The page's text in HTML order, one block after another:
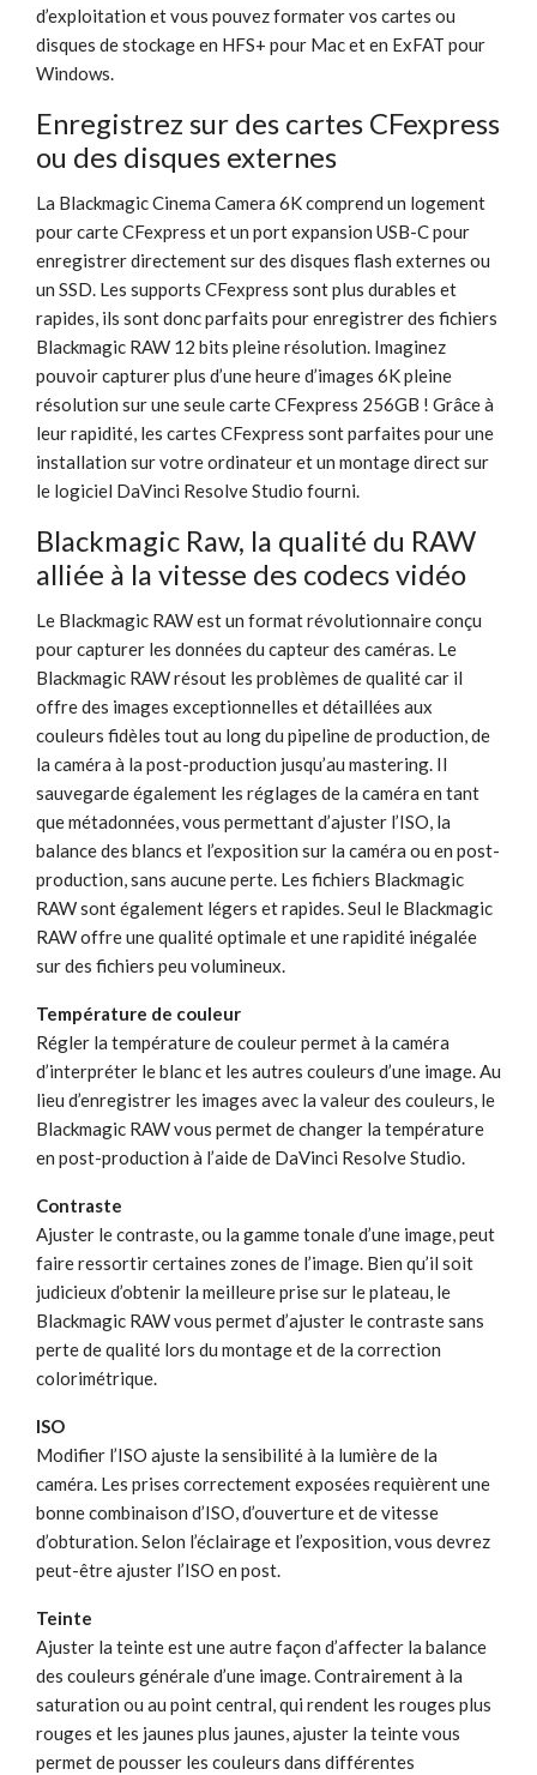
d’exploitation et vous pouvez formater vos cartes ou
disques de stockage en HFS+ pour Mac et en ExFAT pour
Windows.
Enregistrez sur des cartes CFexpress
ou des disques externes
La Blackmagic Cinema Camera 6K comprend un logement
pour carte CFexpress et un port expansion USB-C pour
enregistrer directement sur des disques flash externes ou
un SSD. Les supports CFexpress sont plus durables et
rapides, ils sont donc parfaits pour enregistrer des fichiers
Blackmagic RAW 12 bits pleine résolution. Imaginez
pouvoir capturer plus d’une heure d’images 6K pleine
résolution sur une seule carte CFexpress 256GB ! Grâce à
leur rapidité, les cartes CFexpress sont parfaites pour une
installation sur votre ordinateur et un montage direct sur
le logiciel DaVinci Resolve Studio fourni.
Blackmagic Raw, la qualité du RAW
alliée à la vitesse des codecs vidéo
Le Blackmagic RAW est un format révolutionnaire conçu
pour capturer les données du capteur des caméras. Le
Blackmagic RAW résout les problèmes de qualité car il
offre des images exceptionnelles et détaillées aux
couleurs fidèles tout au long du pipeline de production, de
la caméra à la post-production jusqu’au mastering. Il
sauvegarde également les réglages de la caméra en tant
que métadonnées, vous permettant d’ajuster l’ISO, la
balance des blancs et l’exposition sur la caméra ou en post-
production, sans aucune perte. Les fichiers Blackmagic
RAW sont également légers et rapides. Seul le Blackmagic
RAW offre une qualité optimale et une rapidité inégalée
sur des fichiers peu volumineux.
Température de couleur
Régler la température de couleur permet à la caméra
d’interpréter le blanc et les autres couleurs d’une image. Au
lieu d’enregistrer les images avec la valeur des couleurs, le
Blackmagic RAW vous permet de changer la température
en post-production à l’aide de DaVinci Resolve Studio.
Contraste
Ajuster le contraste, ou la gamme tonale d’une image, peut
faire ressortir certaines zones de l’image. Bien qu’il soit
judicieux d’obtenir la meilleure prise sur le plateau, le
Blackmagic RAW vous permet d’ajuster le contraste sans
perte de qualité lors du montage et de la correction
colorimétrique.
ISO
Modifier l’ISO ajuste la sensibilité à la lumière de la
caméra. Les prises correctement exposées requièrent une
bonne combinaison d’ISO, d’ouverture et de vitesse
d’obturation. Selon l’éclairage et l’exposition, vous devrez
peut-être ajuster l’ISO en post.
Teinte
Ajuster la teinte est une autre façon d’affecter la balance
des couleurs générale d’une image. Contrairement à la
saturation ou au point central, qui rendent les rouges plus
rouges et les jaunes plus jaunes, ajuster la teinte vous
permet de pousser les couleurs dans différentes